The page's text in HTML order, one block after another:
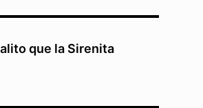
que la Sirenita